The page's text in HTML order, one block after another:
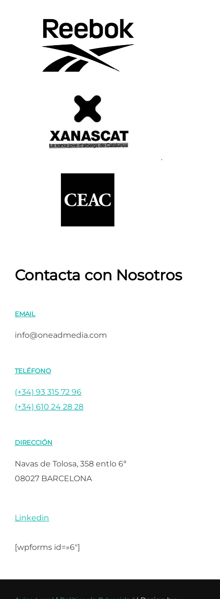
Contacta con Nosotros
EMAIL
info@oneadmedia.com
TELÉFONO
(+34) 93 315 72 96
(+34) 610 24 28 28
DIRECCIÓN
Navas de Tolosa, 358 entlo 6ª
08027 BARCELONA
Linkedin
[wpforms id=»6″]